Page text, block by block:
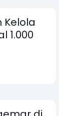
Kelola
1.000